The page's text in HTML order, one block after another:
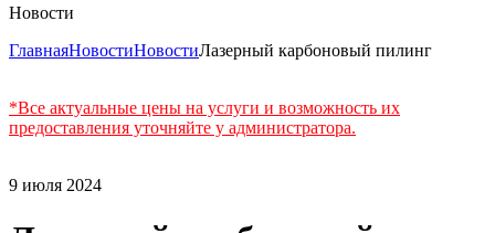
Новости
ГлавнаяНовостиНовостиЛазерный карбоновый пилинг
*Все актуальные цены на услуги и возможность их
предоставления уточняйте у администратора.
9 июля 2024